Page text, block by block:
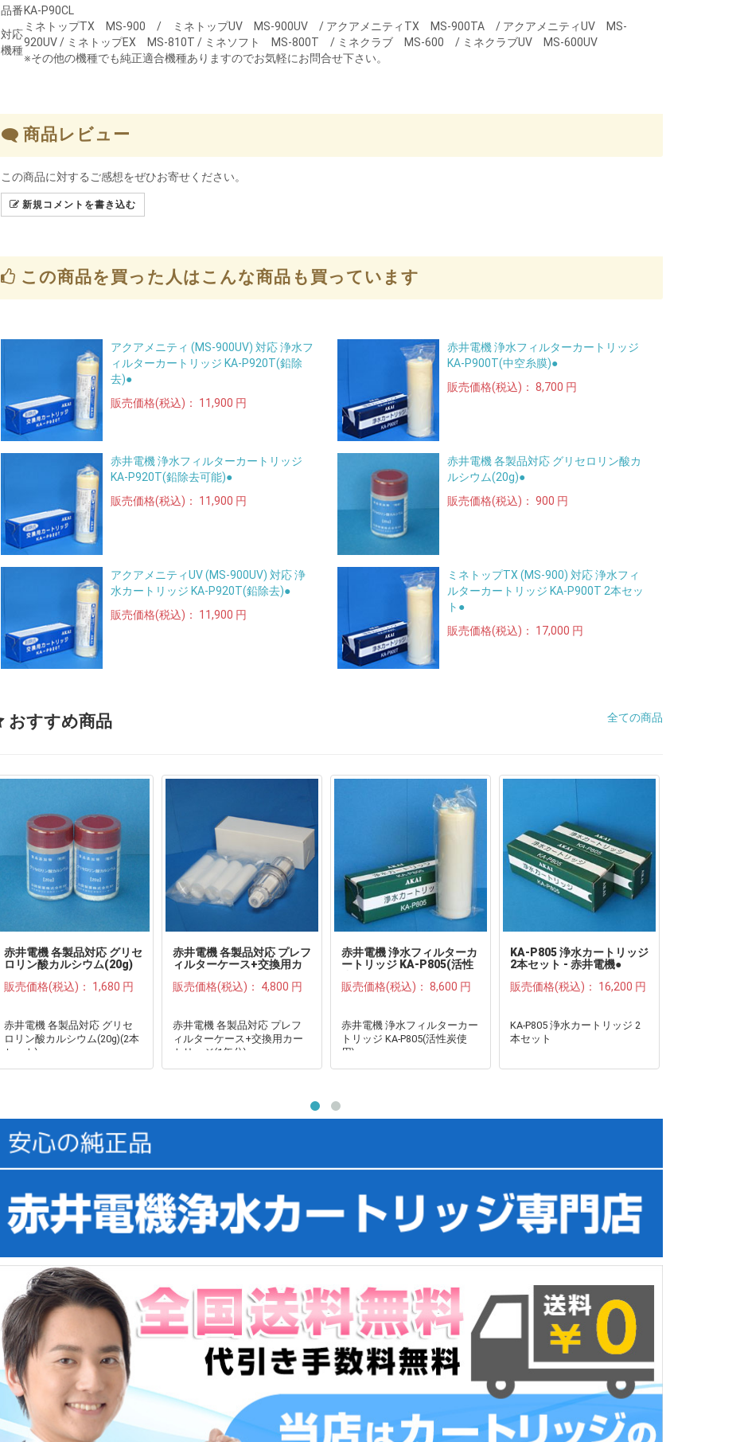
品番 KA-P90CL
対応
機種
ミネトップTX MS-900 / ミネトップUV MS-900UV / アクアメニティTX MS-900TA / アクアメニティUV MS-
920UV / ミネトップEX MS-810T / ミネソフト MS-800T / ミネクラブ MS-600 / ミネクラブUV MS-600UV
※その他の機種でも純正適合機種ありますのでお気軽にお問合せ下さい。
商品レビュー
この商品に対するご感想をぜひお寄せください。
新規コメントを書き込む
この商品を買った人はこんな商品も買っています
アクアメニティ (MS-900UV) 対応 浄水フ
ィルターカートリッジ KA-P920T(鉛除
去)●
販売価格(税込)：
11,900 円
赤井電機 浄水フィルターカートリッジ
KA-P900T(中空糸膜)●
販売価格(税込)： 8,700 円
赤井電機 浄水フィルターカートリッジ
KA-P920T(鉛除去可能)●
販売価格(税込)：
11,900 円
赤井電機 各製品対応 グリセロリン酸カ
ルシウム(20g)●
販売価格(税込)： 900 円
アクアメニティUV (MS-900UV) 対応 浄
水カートリッジ KA-P920T(鉛除去)●
販売価格(税込)：
11,900 円
ミネトップTX (MS-900) 対応 浄水フィ
ルターカートリッジ KA-P900T 2本セッ
ト●
販売価格(税込)：
17,000 円
おすすめ商品 全ての商品
赤井電機 各製品対応 グリセ
ロリン酸カルシウム(20g)
販売価格(税込)： 1,680 円
赤井電機 各製品対応 グリセ
ロリン酸カルシウム(20g)(2本
セット)
赤井電機 各製品対応 プレフ
ィルターケース+交換用カ
販売価格(税込)： 4,800 円
赤井電機 各製品対応 プレフ
ィルターケース+交換用カー
トリッジ(1年分)
赤井電機 浄水フィルターカ
ートリッジ KA-P805(活性
販売価格(税込)： 8,600 円
赤井電機 浄水フィルターカー
トリッジ KA-P805(活性炭使
用)
KA-P805 浄水カートリッジ
2本セット - 赤井電機●
販売価格(税込)： 16,200 円
KA-P805 浄水カートリッジ 2
本セット